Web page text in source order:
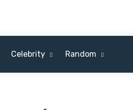
Celebrity Random